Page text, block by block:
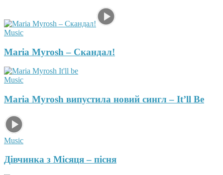
Music
Maria Myrosh – Скандал!
Music
Maria Myrosh випустила новий сингл – It’ll Be
Music
Дівчинка з Місяця – пісня